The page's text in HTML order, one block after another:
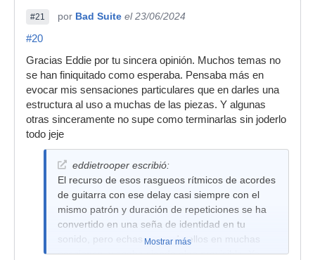
#21 por Bad Suite el 23/06/2024
#20
Gracias Eddie por tu sincera opinión. Muchos temas no
se han finiquitado como esperaba. Pensaba más en
evocar mis sensaciones particulares que en darles una
estructura al uso a muchas de las piezas. Y algunas
otras sinceramente no supe como terminarlas sin joderlo
todo jeje
eddietrooper escribió:
El recurso de esos rasgueos rítmicos de acordes
de guitarra con ese delay casi siempre con el
mismo patrón y duración de repeticiones se ha
convertido en una seña de identidad en tu
sonido, pero echas mano de ellos en muchas
ocasiones, y acaba siendo algo previsible. Yo
Mostrar más